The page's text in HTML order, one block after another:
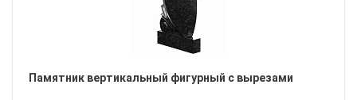
Памятник вертикальный фигурный с вырезами